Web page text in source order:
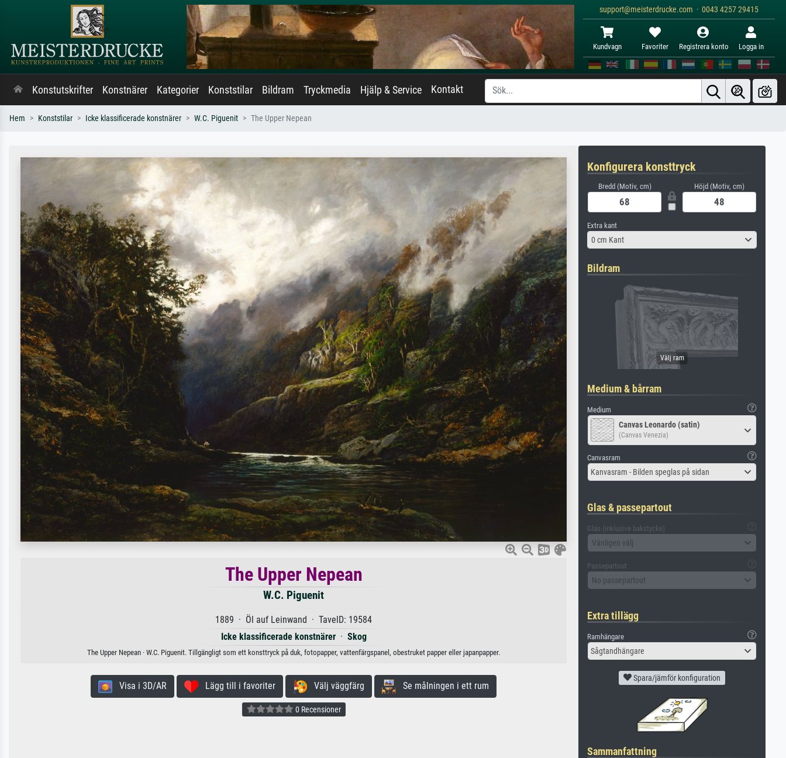
support@meisterdrucke.com · 0043 4257 29415
Kundvagn Favoriter Registrera konto Logga in
Konstutskrifter Konstnärer Kategorier Konststilar Bildram Tryckmedia Hjälp & Service Kontakt
Hem Konststilar Icke klassificerade konstnärer W.C. Piguenit The Upper Nepean
The Upper Nepean
W.C. Piguenit
1889 · Öl auf Leinwand · TavelD: 19584
Icke klassificerade konstnärer· Skog
The Upper Nepean · W.C. Piguenit. Tillgängligt som ett konsttryck på duk, fotopapper, vattenfärgspanel, obestruket papper eller japanpapper.
Visa i 3D/AR Lägg till i favoriter Välj väggfärg Se målningen i ett rum
0 Recensioner
Konfigurera konsttryck
Bredd (Motiv, cm) Höjd (Motiv, cm)
Extra kant
0 cm Kant
Bildram
Medium & bårram
Medium
Canvas Leonardo (satin)
(Canvas Venezia)
Canvasram
Kanvasram - Bilden speglas på sidan
Glas & passepartout
Glas (inklusive bakstycke)
Vänligen välj
Passepartout
No passepartout
Extra tillägg
Ramhängare
Sågtandhängare
Spara/jämför konfiguration
Sammanfattning